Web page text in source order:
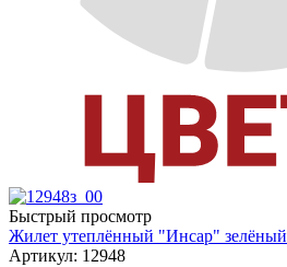
Быстрый просмотр
Жилет утеплённый "Инсар" зелёный
Артикул: 12948